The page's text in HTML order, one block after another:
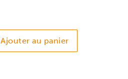
Ajouter au panier